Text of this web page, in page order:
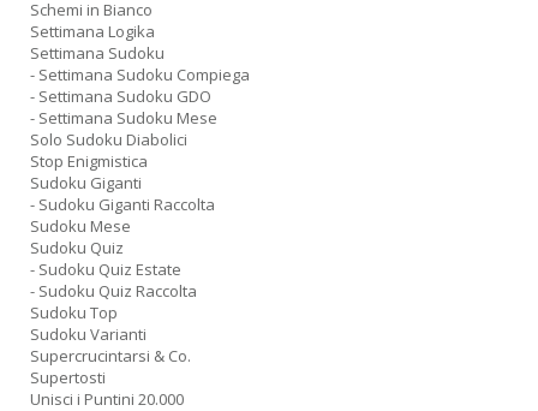
Schemi in Bianco
Settimana Logika
Settimana Sudoku
- Settimana Sudoku Compiega
- Settimana Sudoku GDO
- Settimana Sudoku Mese
Solo Sudoku Diabolici
Stop Enigmistica
Sudoku Giganti
- Sudoku Giganti Raccolta
Sudoku Mese
Sudoku Quiz
- Sudoku Quiz Estate
- Sudoku Quiz Raccolta
Sudoku Top
Sudoku Varianti
Supercrucintarsi & Co.
Supertosti
Unisci i Puntini 20.000